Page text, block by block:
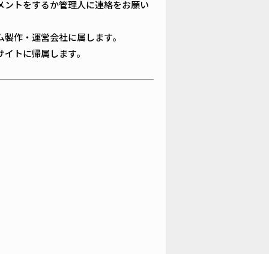
ントをするか管理人に連絡をお願い
作・運営会社に属します。
トに帰属します。